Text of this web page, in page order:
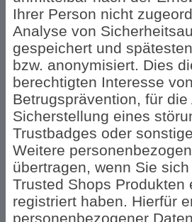
Ihrer Person nicht
Analyse von
gespeichert und
bzw. anonymisiert. Dies
berechtigten Interesse
Betrugsprävention, für
Sicherstellung eines
Trustbadges oder
Weitere
übertragen, wenn Sie
Trusted Shops
registriert haben. Hierfür
personenbezogener